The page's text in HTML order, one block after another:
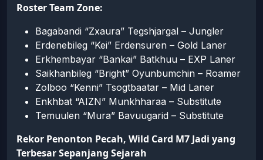
Roster Team Zone:
Bagabandi “Zxaura” Tegshjargal – Jungler
Erdenebileg “Kei” Erdensuren – Gold Laner
Erkhembayar “Bankai” Batkhuu – EXP Laner
Saikhanbileg “Bright” Oyunbumchin – Roamer
Zolboo “Kenni” Tsogtbaatar – Mid Laner
Enkhbat “AIZN” Munkhharaa – Substitute
Temuulen “Mura” Bavuugarid – Substitute
Rekor Penonton Pecah, Wild Card M7 Jadi yang
Terbesar Sepanjang Sejarah